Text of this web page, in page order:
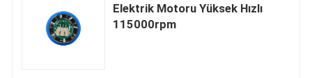
Elektrik Motoru Yüksek Hızlı
115000rpm